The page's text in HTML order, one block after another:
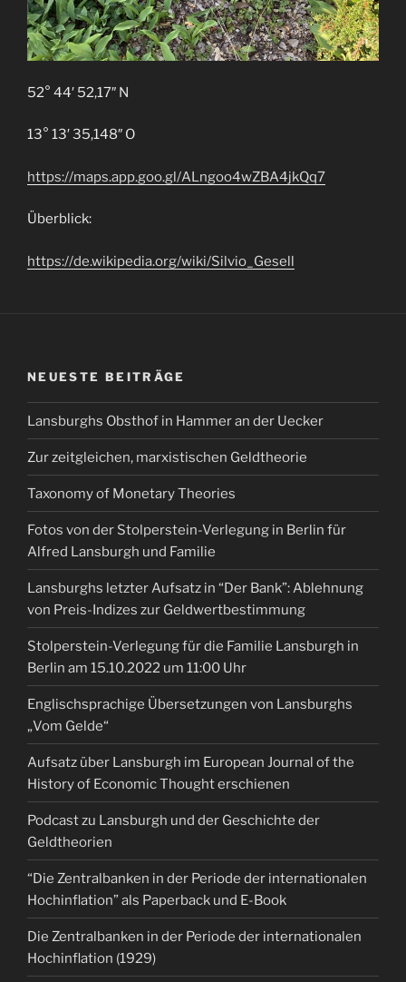
52° 44′ 52,17″ N
13° 13′ 35,148″ O
https://maps.app.goo.gl/ALngoo4wZBA4jkQq7
Überblick:
https://de.wikipedia.org/wiki/Silvio_Gesell
NEUESTE BEITRÄGE
Lansburghs Obsthof in Hammer an der Uecker
Zur zeitgleichen, marxistischen Geldtheorie
Taxonomy of Monetary Theories
Fotos von der Stolperstein-Verlegung in Berlin für
Alfred Lansburgh und Familie
Lansburghs letzter Aufsatz in “Der Bank”: Ablehnung
von Preis-Indizes zur Geldwertbestimmung
Stolperstein-Verlegung für die Familie Lansburgh in
Berlin am 15.10.2022 um 11:00 Uhr
Englischsprachige Übersetzungen von Lansburghs
„Vom Gelde“
Aufsatz über Lansburgh im European Journal of the
History of Economic Thought erschienen
Podcast zu Lansburgh und der Geschichte der
Geldtheorien
“Die Zentralbanken in der Periode der internationalen
Hochinflation” als Paperback und E-Book
Die Zentralbanken in der Periode der internationalen
Hochinflation (1929)